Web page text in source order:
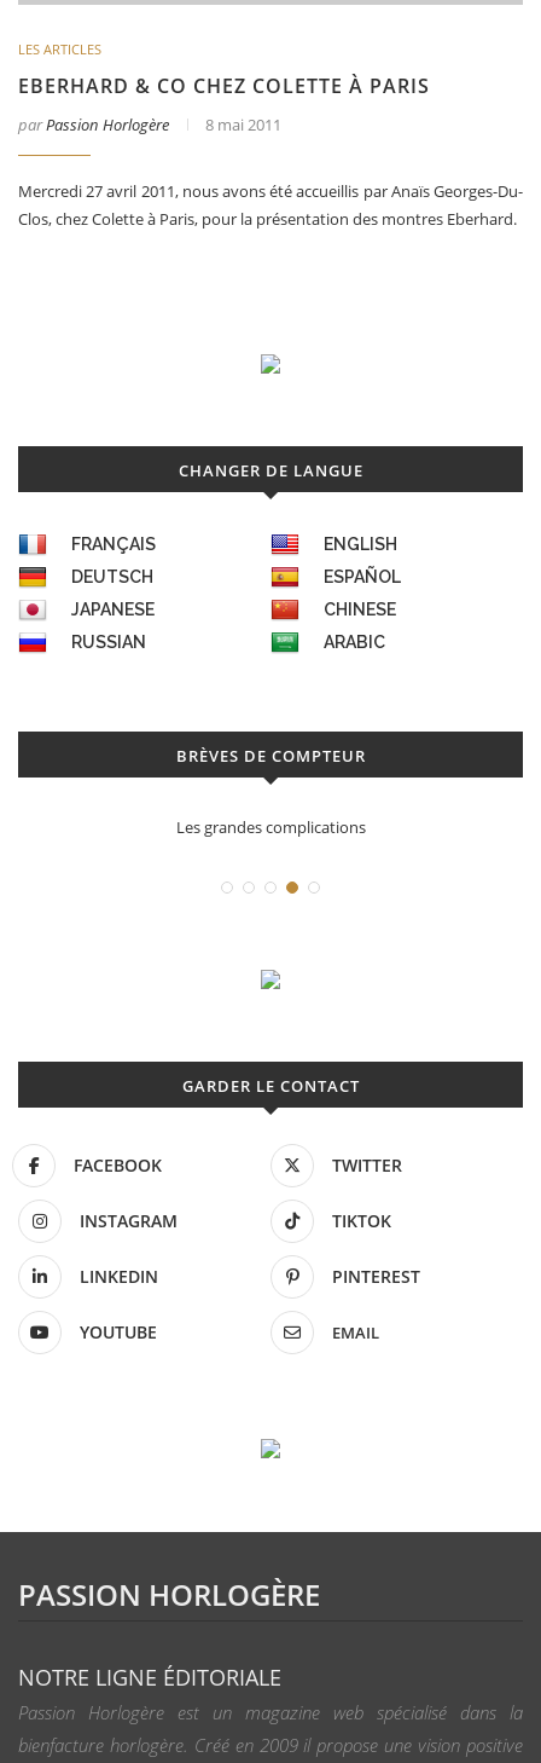
LES ARTICLES
EBERHARD & CO CHEZ COLETTE À PARIS
parPassion Horlogère 8 mai 2011
Mercredi 27 avril 2011, nous avons été accueillis par Anaïs Georges-Du-
Clos, chez Colette à Paris, pour la présentation des montres Eberhard.
CHANGER DE LANGUE
FRANÇAIS
ENGLISH
DEUTSCH
ESPAÑOL
JAPANESE
CHINESE
RUSSIAN
ARABIC
BRÈVES DE COMPTEUR
Les grandes complications
GARDER LE CONTACT
FACEBOOK TWITTER
INSTAGRAM TIKTOK
LINKEDIN PINTEREST
YOUTUBE EMAIL
PASSION HORLOGÈRE
NOTRE LIGNE ÉDITORIALE
Passion Horlogère est un magazine web spécialisé dans la
bienfacture horlogère. Créé en 2009 il propose une vision positive